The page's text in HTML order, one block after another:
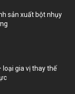
sản xuất bột nhụy
loại gia vị thay thế